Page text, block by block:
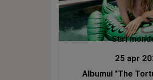
Stiri
25 apr
Albumul "The